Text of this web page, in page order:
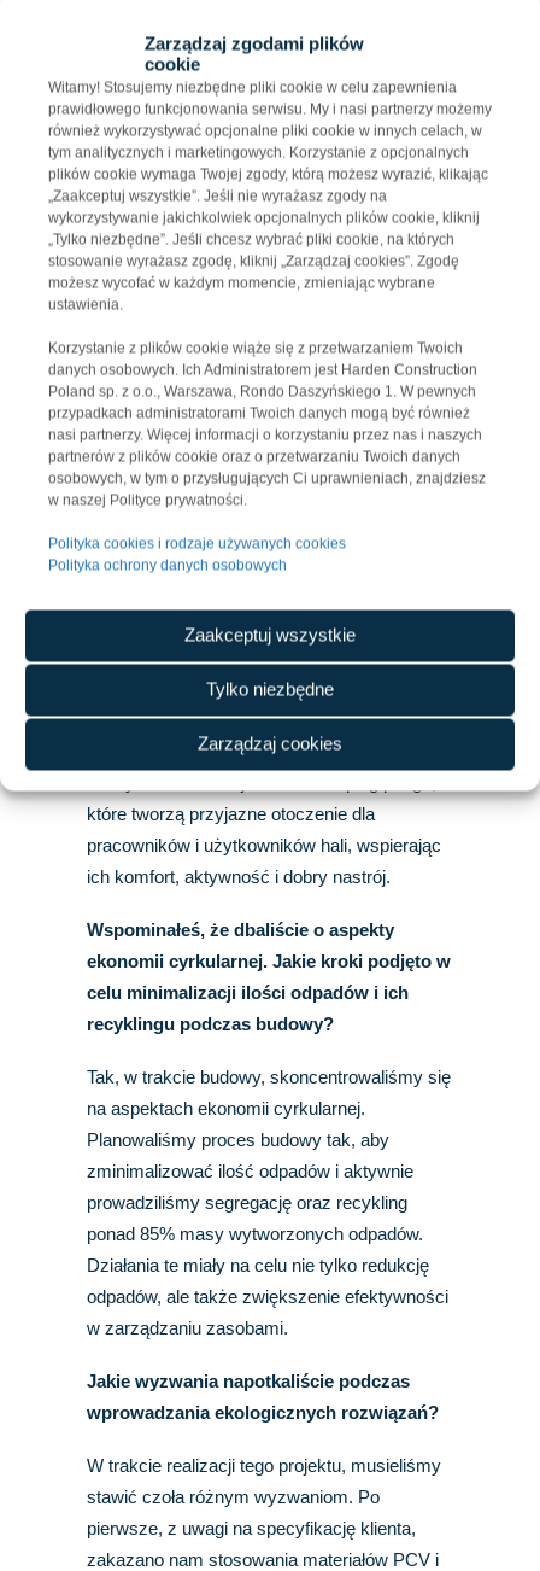
Zarządzaj zgodami plików
cookie
Witamy! Stosujemy niezbędne pliki cookie w celu zapewnienia
prawidłowego funkcjonowania serwisu. My i nasi partnerzy możemy
również wykorzystywać opcjonalne pliki cookie w innych celach, w
tym analitycznych i marketingowych. Korzystanie z opcjonalnych
plików cookie wymaga Twojej zgody, którą możesz wyrazić, klikając
„Zaakceptuj wszystkie”. Jeśli nie wyrażasz zgody na
wykorzystywanie jakichkolwiek opcjonalnych plików cookie, kliknij
„Tylko niezbędne”. Jeśli chcesz wybrać pliki cookie, na których
stosowanie wyrażasz zgodę, kliknij „Zarządzaj cookies”. Zgodę
możesz wycofać w każdym momencie, zmieniając wybrane
ustawienia.
Korzystanie z plików cookie wiąże się z przetwarzaniem Twoich
danych osobowych. Ich Administratorem jest Harden Construction
Poland sp. z o.o., Warszawa, Rondo Daszyńskiego 1. W pewnych
przypadkach administratorami Twoich danych mogą być również
nasi partnerzy. Więcej informacji o korzystaniu przez nas i naszych
partnerów z plików cookie oraz o przetwarzaniu Twoich danych
osobowych, w tym o przysługujących Ci uprawnieniach, znajdziesz
w naszej Polityce prywatności.
Polityka cookies i rodzaje używanych cookies
Polityka ochrony danych osobowych
Zaakceptuj wszystkie
Tylko niezbędne
Zarządzaj cookies
zużyciem wody i minimalizację odpadów.
Biologiczna oczyszczalnia ścieków i system
odzysku wody szarej pozwalają nie tylko na
zminimalizowanie wpływu na środowisko, ale
także na oszczędność znacznych ilości wody
pitnej, co jest naprawdę dużym krokiem w
kierunku zrównoważenia gospodarowania
zasobami. Jak wspominałem wcześniej, te
rozwiązania „wodne” na placu budowy są
Cieszę się, że możemy przyczynić się do
podniesienia standardów ekologicznych w
budownictwie. To, co całkowicie świadczy o
innowacyjności tej budowy, to także bardzo
zdecydowane zaangażowanie w praktykę
A jakie elementy projektu mają pozytywny
W ramach projektu przewidziane zostały m.in.
przestrzenie rekreacyjne, łąki kwietne, boisko
do siatkówki plażowej, tor do gry w boule,
urządzenia do kalisteniki, boisko do
które tworzą przyjazne otoczenie dla
pracowników i użytkowników hali, wspierając
ich komfort, aktywność i dobry nastrój.
Wspominałeś, że dbaliście o aspekty
ekonomii cyrkularnej. Jakie kroki podjęto w
celu minimalizacji ilości odpadów i ich
recyklingu podczas budowy?
Tak, w trakcie budowy, skoncentrowaliśmy się
na aspektach ekonomii cyrkularnej.
Planowaliśmy proces budowy tak, aby
zminimalizować ilość odpadów i aktywnie
prowadziliśmy segregację oraz recykling
ponad 85% masy wytworzonych odpadów.
Działania te miały na celu nie tylko redukcję
odpadów, ale także zwiększenie efektywności
w zarządzaniu zasobami.
Jakie wyzwania napotkaliście podczas
wprowadzania ekologicznych rozwiązań?
W trakcie realizacji tego projektu, musieliśmy
stawić czoła różnym wyzwaniom. Po
pierwsze, z uwagi na specyfikację klienta,
zakazano nam stosowania materiałów PCV i